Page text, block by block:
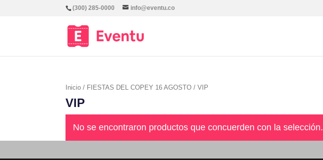
(300) 285-0000 info@eventu.co
Inicio / FIESTAS DEL COPEY 16 AGOSTO / VIP
VIP
No se encontraron productos que concuerden con la selección.